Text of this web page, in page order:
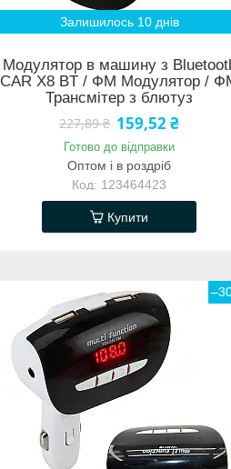
Залишилось 10 днів
Модулятор в машину з
CAR X8 BT / ФМ Модулятор /
Трансмітер з блютуз
227,89 ₴ 159,52 ₴
Готово до відправки
Оптом і в роздріб
123464423
Купити